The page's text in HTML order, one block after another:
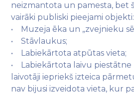
neizmantota un pamesta, bet
vairāki publiski pieejami objekti:
• Muzeja ēka un „zvejnieku
• Stāvlaukus;
• Labiekārtota atpūtas vieta;
• Labiekārtota laivu piestātne
laivotāji iepriekš izteica
nav bijusi izveidota vieta, kur